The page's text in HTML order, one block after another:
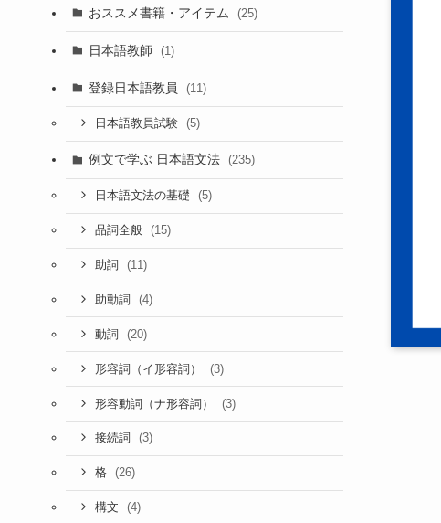
おススメ書籍・アイテム (25)
日本語教師 (1)
登録日本語教員 (11)
日本語教員試験 (5)
例文で学ぶ 日本語文法 (235)
日本語文法の基礎 (5)
品詞全般 (15)
助詞 (11)
助動詞 (4)
動詞 (20)
形容詞（イ形容詞） (3)
形容動詞（ナ形容詞） (3)
接続詞 (3)
格 (26)
構文 (4)